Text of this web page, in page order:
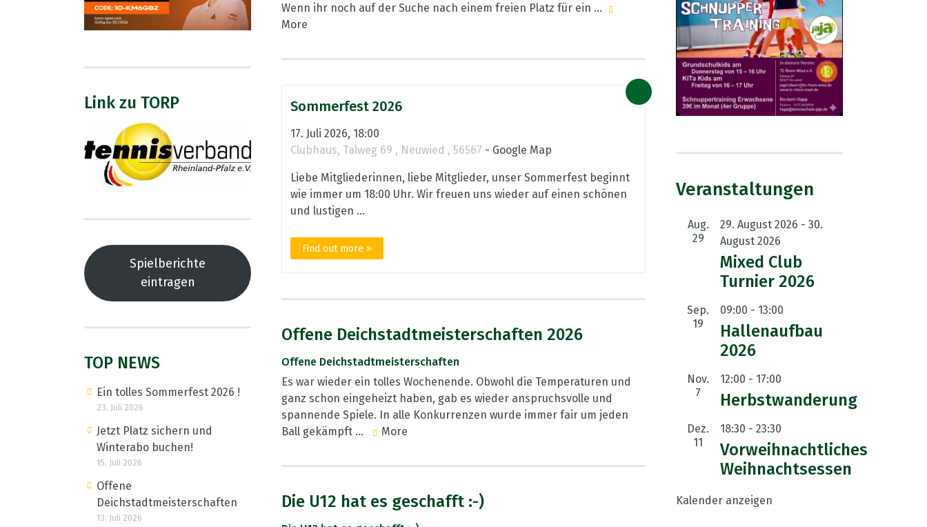
Link zu TORP
Spielberichte
eintragen
TOP NEWS
Ein tolles Sommerfest 2026 !
23. Juli 2026
Jetzt Platz sichern und
Winterabo buchen!
15. Juli 2026
Offene
Deichstadtmeisterschaften
13. Juli 2026
Wenn ihr noch auf der Suche nach einem freien Platz für ein ...
More
Sommerfest 2026
17. Juli 2026, 18:00
Clubhaus, Talweg 69 , Neuwied , 56567 - Google Map
Liebe Mitgliederinnen, liebe Mitglieder, unser Sommerfest beginnt
wie immer um 18:00 Uhr. Wir freuen uns wieder auf einen schönen
und lustigen ...
Find out more »
Offene Deichstadtmeisterschaften 2026
Offene Deichstadtmeisterschaften
Es war wieder ein tolles Wochenende. Obwohl die Temperaturen und
ganz schon eingeheizt haben, gab es wieder anspruchsvolle und
spannende Spiele. In alle Konkurrenzen wurde immer fair um jeden
Ball gekämpft ...
More
Die U12 hat es geschafft :-)
Veranstaltungen
Aug.
29
29. August 2026 - 30.
August 2026
Mixed Club
Turnier 2026
Sep.
19
09:00 - 13:00
Hallenaufbau
2026
Nov.
7
12:00 - 17:00
Herbstwanderung
Dez.
11
18:30 - 23:30
Vorweihnachtliches
Weihnachtsessen
Kalender anzeigen